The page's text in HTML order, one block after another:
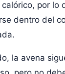
por lo
dentro del
la avena